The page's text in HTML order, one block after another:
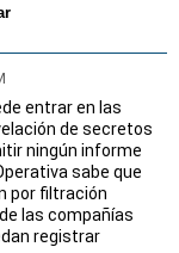
entrar en las
de secretos
ningún informe
sabe que
por filtración
las compañías
registrar